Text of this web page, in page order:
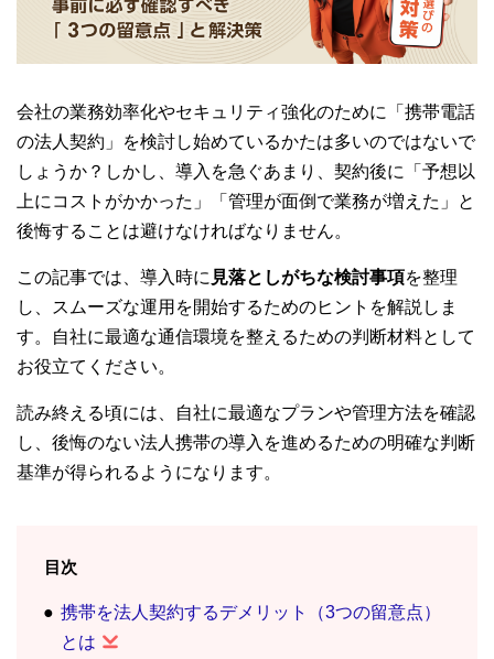
会社の業務効率化やセキュリティ強化のために「携帯電話
の法人契約」を検討し始めているかたは多いのではないで
しょうか？しかし、導入を急ぐあまり、契約後に「予想以
上にコストがかかった」「管理が面倒で業務が増えた」と
後悔することは避けなければなりません。
この記事では、導入時に 見落としがちな検討事項を整理
し、スムーズな運用を開始するためのヒントを解説しま
す。自社に最適な通信環境を整えるための判断材料として
お役立てください。
読み終える頃には、自社に最適なプランや管理方法を確認
し、後悔のない法人携帯の導入を進めるための明確な判断
基準が得られるようになります。
目次
携帯を法人契約するデメリット（3つの留意点）
とは